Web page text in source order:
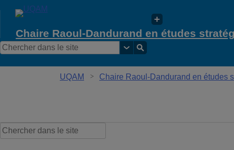
Chaire Raoul-Dandurand en études
UQAM Chaire Raoul-Dandurand en études